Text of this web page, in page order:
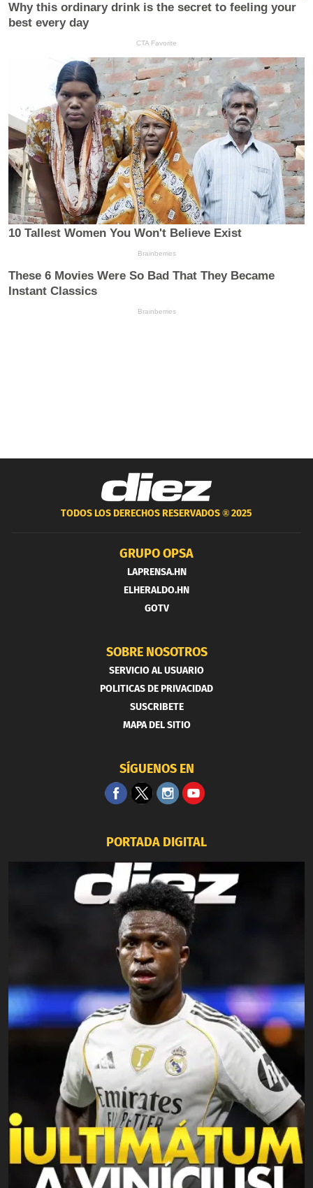
TODOS LOS DERECHOS RESERVADOS ®2025
GRUPO OPSA
LAPRENSA.HN
ELHERALDO.HN
GOTV
SOBRE NOSOTROS
SERVICIO AL USUARIO
POLITICAS DE PRIVACIDAD
SUSCRIBETE
MAPA DEL SITIO
SÍGUENOS EN
PORTADA DIGITAL